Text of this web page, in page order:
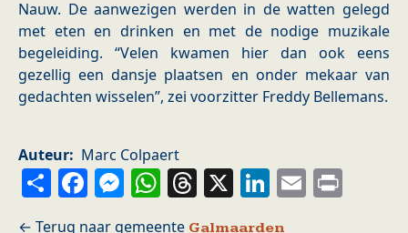
Nauw. De aanwezigen werden in de watten gelegd
met eten en drinken en met de nodige muzikale
begeleiding. “Velen kwamen hier dan ook eens
gezellig een dansje plaatsen en onder mekaar van
gedachten wisselen”, zei voorzitter Freddy Bellemans.
Auteur Marc Colpaert
ShareFacebook
Messenger
WhatsApp
Threads
X LinkedIn
Email
Galmaarden